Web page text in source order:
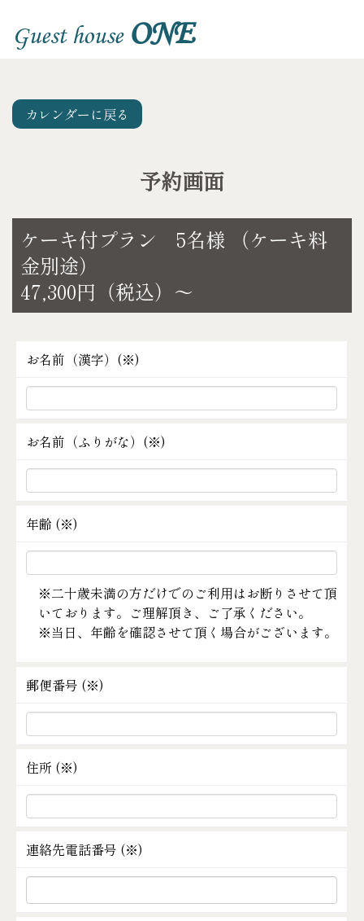
Guest house ONE
カレンダーに戻る
予約画面
ケーキ付プラン 5名様 （ケーキ料
金別途）
47,300円（税込）～
お名前（漢字）(※)
お名前（ふりがな）(※)
年齢 (※)
※二十歳未満の方だけでのご利用はお断りさせて頂
いております。ご理解頂き、ご了承ください。
※当日、年齢を確認させて頂く場合がございます。
郵便番号 (※)
住所 (※)
連絡先電話番号 (※)